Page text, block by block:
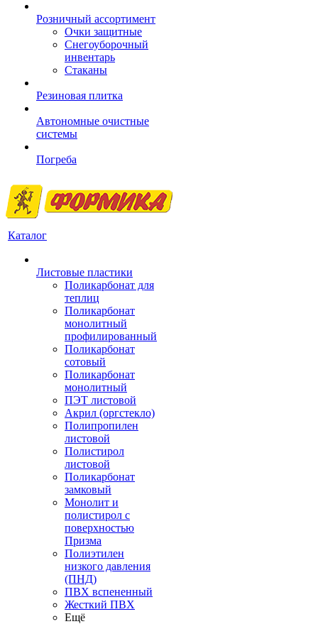
Розничный ассортимент
Очки защитные
Снегоуборочный
инвентарь
Стаканы
Резиновая плитка
Автономные очистные
системы
Погреба
Каталог
Листовые пластики
Поликарбонат для
теплиц
Поликарбонат
монолитный
профилированный
Поликарбонат
сотовый
Поликарбонат
монолитный
ПЭТ листовой
Акрил (оргстекло)
Полипропилен
листовой
Полистирол
листовой
Поликарбонат
замковый
Монолит и
полистирол с
поверхностью
Призма
Полиэтилен
низкого давления
(ПНД)
ПВХ вспененный
Жесткий ПВХ
Ещё